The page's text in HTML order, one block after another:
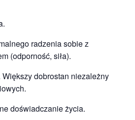
radzenia sobie z
(odporność, siła).
dobrostan niezależny
doświadczanie życia.